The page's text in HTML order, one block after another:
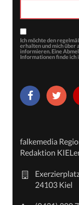
Ich möchte den
erhalten und mich über
informieren. Eine
Informationen finde ich
falkemedia
Redaktion
24103 Kiel